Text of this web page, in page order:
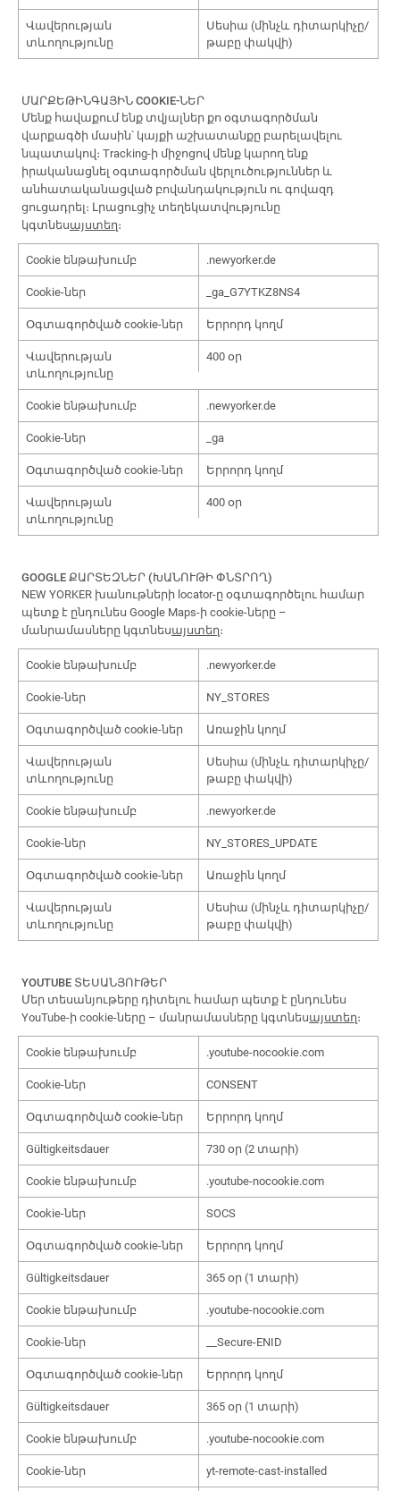
Վավերության
տևողությունը
Սեսիա (մինչև դիտարկիչը/
թաբը փակվի)
ՄԱՐՔԵԹԻՆԳԱՅԻՆ COOKIE-ՆԵՐ
Մենք հավաքում ենք տվյալներ քո օգտագործման
վարքագծի մասին՝ կայքի աշխատանքը բարելավելու
նպատակով։ Tracking-ի միջոցով մենք կարող ենք
իրականացնել օգտագործման վերլուծություններ և
անհատականացված բովանդակություն ու գովազդ
ցուցադրել։ Լրացուցիչ տեղեկատվությունը
կգտնեսայստեղ։
Cookie ենթախումբ .newyorker.de
Cookie-ներ _ga_G7YTKZ8NS4
Օգտագործված cookie-ներ Երրորդ կողմ
Վավերության
տևողությունը
400 օր
Cookie ենթախումբ .newyorker.de
Cookie-ներ _ga
Օգտագործված cookie-ներ Երրորդ կողմ
Վավերության
տևողությունը
400 օր
GOOGLE ՔԱՐՏԵԶՆԵՐ (ԽԱՆՈՒԹԻ ՓՆՏՐՈՂ)
NEW YORKER խանութների locator-ը օգտագործելու համար
պետք է ընդունես Google Maps-ի cookie-ները –
մանրամասները կգտնեսայստեղ։
Cookie ենթախումբ .newyorker.de
Cookie-ներ NY_STORES
Օգտագործված cookie-ներ Առաջին կողմ
Վավերության
տևողությունը
Սեսիա (մինչև դիտարկիչը/
թաբը փակվի)
Cookie ենթախումբ .newyorker.de
Cookie-ներ NY_STORES_UPDATE
Օգտագործված cookie-ներ Առաջին կողմ
Վավերության
տևողությունը
Սեսիա (մինչև դիտարկիչը/
թաբը փակվի)
YOUTUBE ՏԵՍԱՆՅՈՒԹԵՐ
Մեր տեսանյութերը դիտելու համար պետք է ընդունես
YouTube-ի cookie-ները – մանրամասները կգտնեսայստեղ։
Cookie ենթախումբ .youtube-nocookie.com
Cookie-ներ CONSENT
Օգտագործված cookie-ներ Երրորդ կողմ
Gültigkeitsdauer 730 օր (2 տարի)
Cookie ենթախումբ .youtube-nocookie.com
Cookie-ներ SOCS
Օգտագործված cookie-ներ Երրորդ կողմ
Gültigkeitsdauer 365 օր (1 տարի)
Cookie ենթախումբ .youtube-nocookie.com
Cookie-ներ __Secure-ENID
Օգտագործված cookie-ներ Երրորդ կողմ
Gültigkeitsdauer 365 օր (1 տարի)
Cookie ենթախումբ .youtube-nocookie.com
Cookie-ներ yt-remote-cast-installed